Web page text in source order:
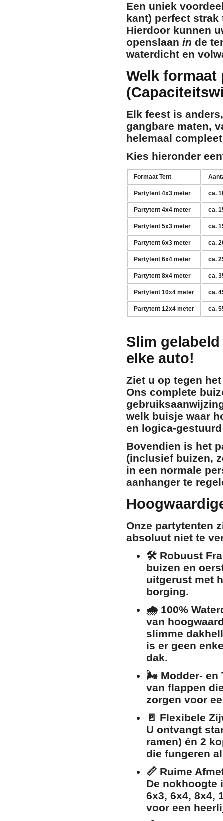
Een uniek
kant) perfect strak
Hierdoor kunnen
openslaan in de
waterdicht en
Welk
Elk feest is
gangbare maten,
helemaal
Kies hieronder
Formaat Tent
Partytent 4x3 meter ca.
Partytent 4x4 meter ca.
Partytent 5x3 meter ca.
Partytent 6x3 meter ca.
Partytent 6x4 meter ca.
Partytent 8x4 meter ca.
Partytent 10x4 meter ca.
Partytent 12x4 meter ca.
Slim
elke auto!
Ziet u op tegen
Ons complete
welk buisje waar
en logica-
Bovendien is het
(inclusief buizen,
in een normale
aanhanger te
Onze partytenten
absoluut niet te
🛠️ Robuust
buizen en
uitgerust met
borging.
🌧️ 100%
van
slimme
is er geen
dak.
🌬️ Modder- en
van flappen
zorgen voor
🚪 Flexibele
U ontvangt
ramen) én 2
die fungeren
📏 Ruime
De nokhoogte
6x3, 6x4, 8x4,
voor een